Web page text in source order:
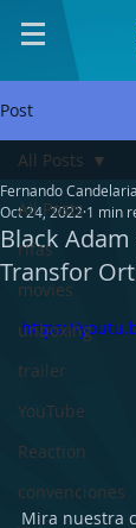
Post
All Posts
rifas
movies
unboxing
trailer
YouTube
Reaction
convenciones
All Posts
Black
Transfor
Fernando Candelaria
Oct 24, 2022 1 min
https://
Mira nuestra